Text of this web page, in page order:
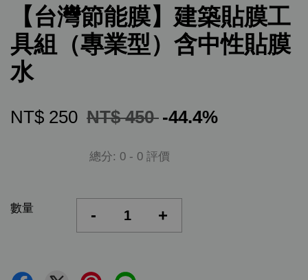
【台灣節能膜】建築貼膜工
具組（專業型）含中性貼膜
水
NT$ 250 NT$ 450 -44.4%
總分: 0 - 0 評價
數量 - +